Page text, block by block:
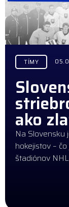
TÍMY
ako
Na Slovensku
hokejistov –
štadiónov